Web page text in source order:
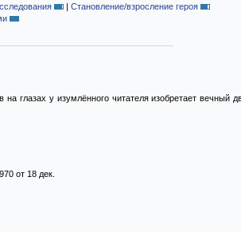
| Становление/взросление героя
глазах у изумлённого читателя изобретает вечный
от 18 дек.